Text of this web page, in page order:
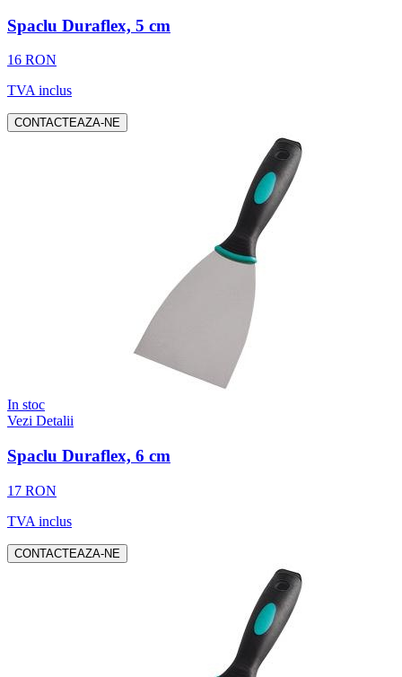
Spaclu Duraflex, 5 cm
16 RON
TVA inclus
CONTACTEAZA-NE
In stoc
Vezi Detalii
Spaclu Duraflex, 6 cm
17 RON
TVA inclus
CONTACTEAZA-NE